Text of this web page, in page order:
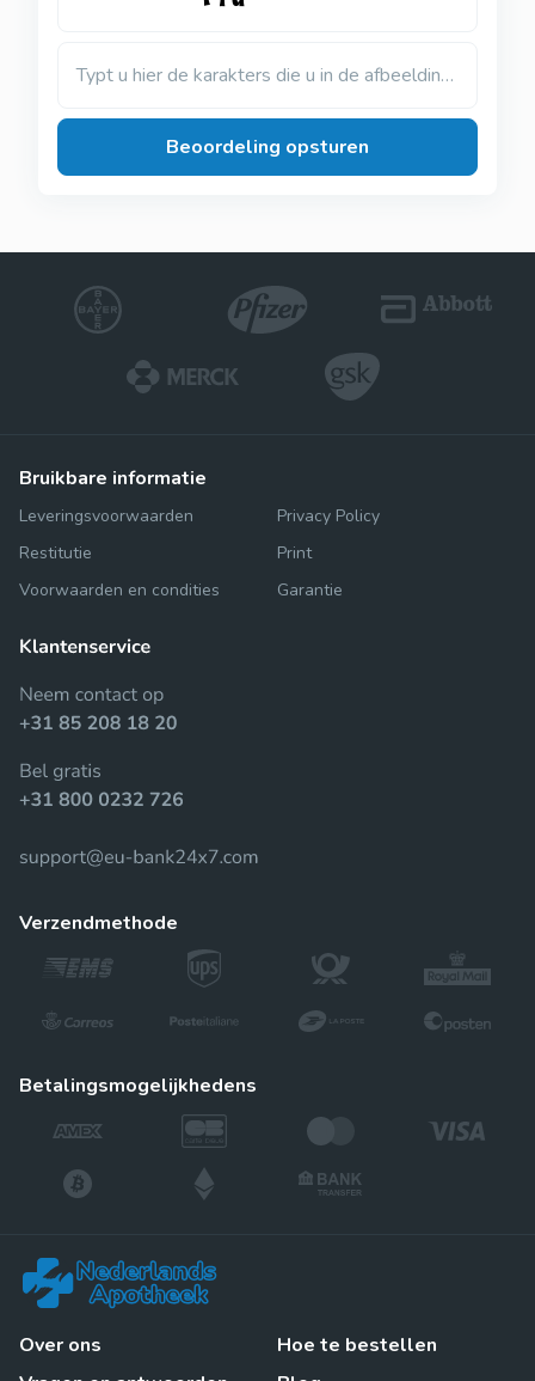
Typt u hier de karakters die u in de afbeelding ziet
Beoordeling opsturen
bruikbare informatie
Leveringsvoorwaarden
Restitutie
Voorwaarden en condities
Privacy Policy
Print
Garantie
verzendmethode
betalingsmogelijkhedens
Over ons
Hoe te bestellen